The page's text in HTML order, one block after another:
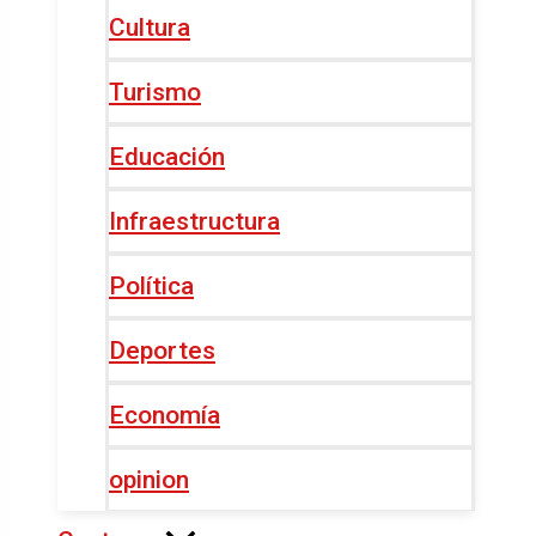
Cultura
Turismo
Educación
Infraestructura
Política
Deportes
Economía
opinion